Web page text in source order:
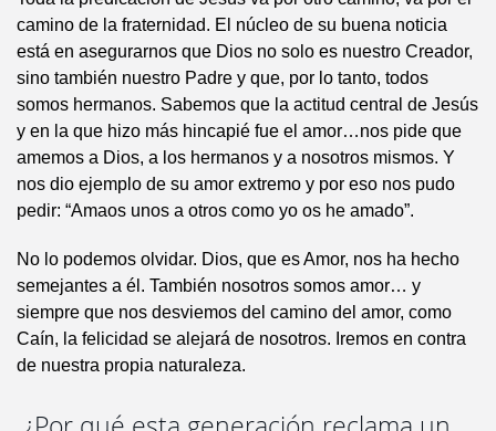
camino de la fraternidad. El núcleo de su buena noticia
está en asegurarnos que Dios no solo es nuestro Creador,
sino también nuestro Padre y que, por lo tanto, todos
somos hermanos. Sabemos que la actitud central de Jesús
y en la que hizo más hincapié fue el amor…nos pide que
amemos a Dios, a los hermanos y a nosotros mismos. Y
nos dio ejemplo de su amor extremo y por eso nos pudo
pedir: “Amaos unos a otros como yo os he amado”.
No lo podemos olvidar. Dios, que es Amor, nos ha hecho
semejantes a él. También nosotros somos amor… y
siempre que nos desviemos del camino del amor, como
Caín, la felicidad se alejará de nosotros. Iremos en contra
de nuestra propia naturaleza.